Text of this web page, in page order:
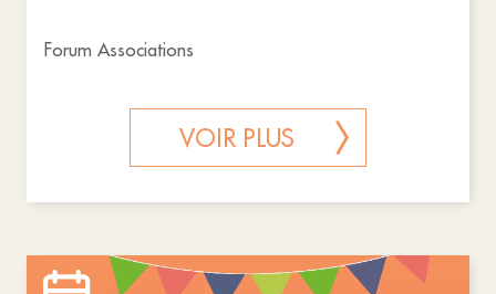
Forum Associations
VOIR PLUS